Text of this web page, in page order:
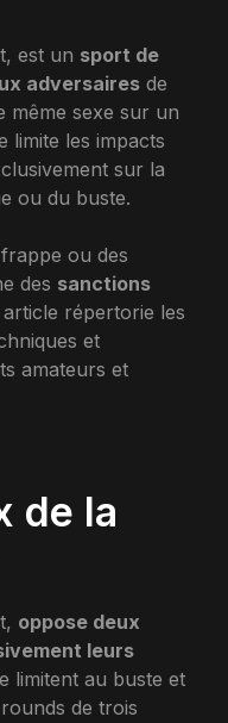
est un sport de
adversaires de
même sexe sur un
limite les impacts
sur la
ou du buste.
ou des
des sanctions
article répertorie les
et
amateurs et
de la
oppose deux
leurs
limitent au buste et
de trois